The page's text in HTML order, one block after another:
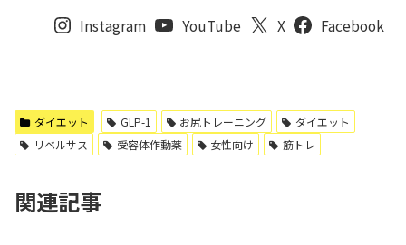
Instagram YouTube X Facebook
ダイエット GLP-1 お尻トレーニング
ダイエット
リベルサス
受容体作動薬 女性向け 筋トレ
関連記事